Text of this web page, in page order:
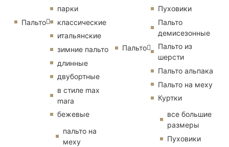
Пальто
парки
классические
итальянские
зимние пальто
длинные
двубортные
в стиле max
mara
бежевые
пальто на
меху
Пальто
Пуховики
Пальто
демисезонные
Пальто из
шерсти
Пальто альпака
Пальто на меху
Куртки
все большие
размеры
Пуховики